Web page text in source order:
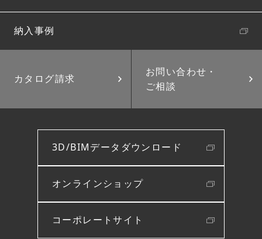
納入事例
カタログ請求
お問い合わせ・
ご相談
3D/BIMデータダウンロード
オンラインショップ
コーポレートサイト